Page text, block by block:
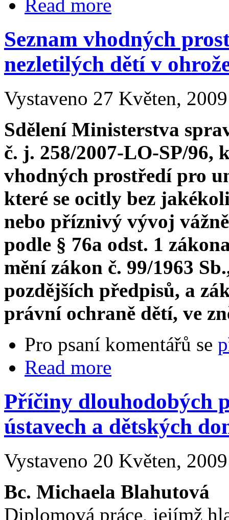
Read more
Seznam vhodných
nezletilých dětí v
Vystaveno 27 Květen,
Sdělení Ministerstva
č. j. 258/2007-LO-SP/96,
vhodných prostředí pro
které se ocitly bez
nebo příznivý vývoj
podle § 76a odst. 1
mění zákon č. 99/1963
pozdějších předpisů, a
právní ochraně dětí, ve
Pro psaní komentářů se
Read more
Příčiny dlouhodobých
ústavech a dětských
Vystaveno 20 Květen,
Bc. Michaela Blahutová
Diplomová práce, jejímž